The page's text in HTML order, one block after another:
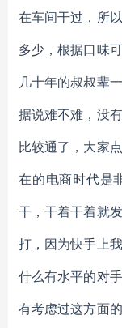
在车间干过，所
多少，根据口味
几十年的叔叔辈
据说难不难，没
比较通了，大家
在的电商时代是
干，干着干着就
打，因为快手上
什么有水平的对
有考虑过这方面